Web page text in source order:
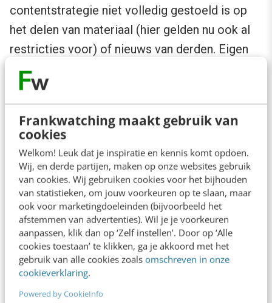
Frankwatching maakt gebruik van
cookies
Welkom! Leuk dat je inspiratie en kennis komt opdoen.
Wij, en derde partijen, maken op onze websites gebruik
van cookies. Wij gebruiken cookies voor het bijhouden
van statistieken, om jouw voorkeuren op te slaan, maar
ook voor marketingdoeleinden (bijvoorbeeld het
afstemmen van advertenties). Wil je je voorkeuren
aanpassen, klik dan op ‘Zelf instellen’. Door op ‘Alle
cookies toestaan’ te klikken, ga je akkoord met het
gebruik van alle cookies zoals omschreven in onze
cookieverklaring.
Powered by CookieInfo
contentstrategie niet volledig gestoeld is op
het delen van materiaal (hier gelden nu ook al
restricties voor) of nieuws van derden. Eigen
nieuwsgaring,
eigen visueel materiaal is prioriteit één in elke
strategie.
Daarnaast moeten de uitgeverijen gaan bepalen
wat er wel vrij te delen valt en blijft.
Bijvoorbeeld dat men van bepaalde platforms
een vergoeding wenst. Of juist de huidige vorm
van openheid blijven betrachten. Het lijkt me
namelijk dat de vrije deling via social media
ook weer zorgt voor het nodige verkeer. En
indirect zorgt het dus voor onderbouwing van
de te wensen advertentietarieven. Ik wens jullie